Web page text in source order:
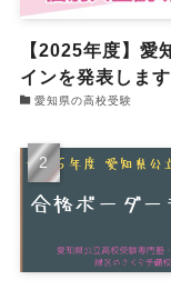
【2025年度】愛
インを発表します
愛知県の高校受験